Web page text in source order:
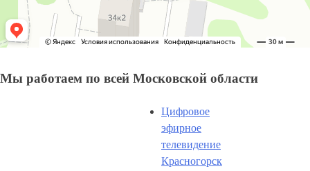
Мы работаем по всей Московской области
Цифровое
эфирное
телевидение
Красногорск